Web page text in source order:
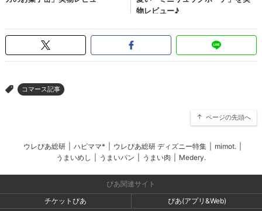
> コマース記事
ページの先頭へ
ウレぴあ総研 ハピママ* ウレぴあ総研 ディズニー特集 mimot.
うまいめし
うまいパン うまい肉 Medery.
ぴあ関連サイト
チケットぴあ
ぴあ(アプリ&Web)